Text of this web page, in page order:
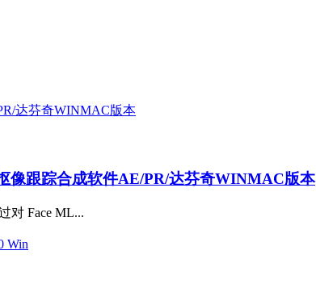
像跟踪合成软件AE/PR/达芬奇WINMAC版本
对 Face ML...